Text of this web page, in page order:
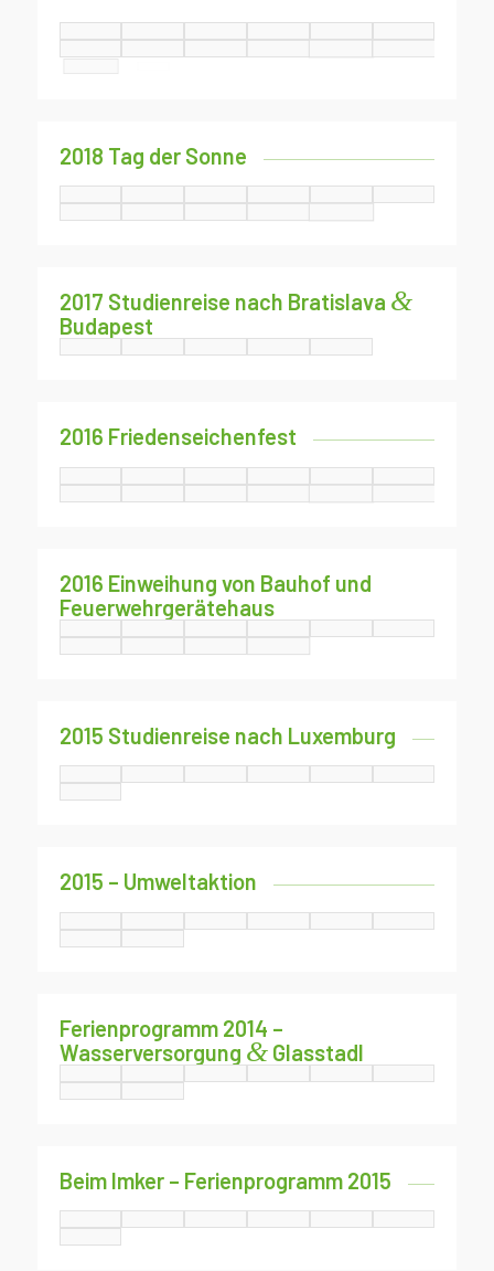
2018 Tag der Sonne
2017 Studienreise nach Bratislava &
Budapest
2016 Friedenseichenfest
2016 Einweihung von Bauhof und
Feuerwehrgerätehaus
2015 Studienreise nach Luxemburg
2015 – Umweltaktion
Ferienprogramm 2014 –
Wasserversorgung &Glasstadl
Beim Imker – Ferienprogramm 2015